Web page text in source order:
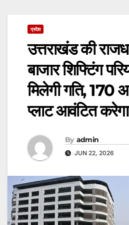
प्रदेश
उत्तराखंड की
बाजार शिफ्टिंग
मिलेगी गति, 170
प्लाट आवंटित
By admin
JUN 22, 2026